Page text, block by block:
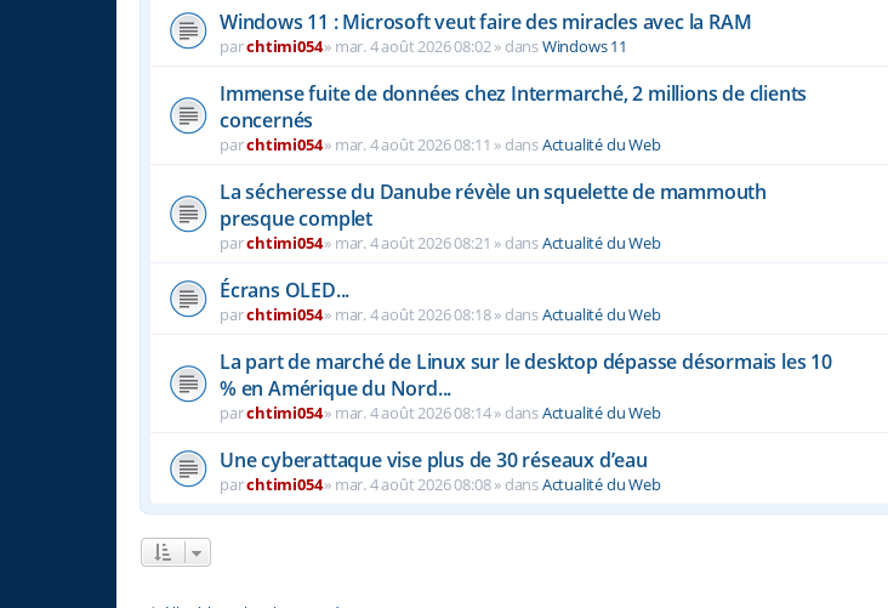
Windows 11 : Microsoft veut faire des miracles avec la RAM
parchtimi054» mar. 4 août 2026 08:02» dansWindows 11
Immense fuite de données chez Intermarché, 2 millions de clients
concernés
parchtimi054» mar. 4 août 2026 08:11 » dansActualité du Web
La sécheresse du Danube révèle un squelette de mammouth
presque complet
parchtimi054» mar. 4 août 2026 08:21 » dansActualité du Web
Écrans OLED...
parchtimi054» mar. 4 août 2026 08:18» dansActualité du Web
La part de marché de Linux sur le desktop dépasse désormais les 10
% en Amérique du Nord...
parchtimi054» mar. 4 août 2026 08:14» dansActualité du Web
Une cyberattaque vise plus de 30 réseaux d’eau
parchtimi054» mar. 4 août 2026 08:08» dansActualité du Web